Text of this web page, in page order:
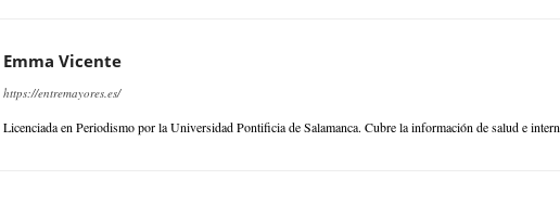
Emma Vicente
https://entremayores.es/
Licenciada en Periodismo por la Universidad Pontificia de Salamanca. Cubre la información de salud e